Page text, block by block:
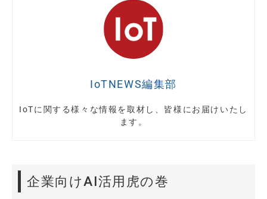
IoTNEWS編集部
IoTに関する様々な情報を取材し、皆様にお届けいたし
ます。
企業向けAI活用虎の巻